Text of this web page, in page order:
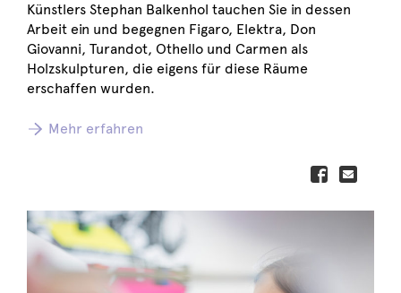
Künstlers Stephan Balkenhol tauchen Sie in dessen
Arbeit ein und begegnen Figaro, Elektra, Don
Giovanni, Turandot, Othello und Carmen als
Holzskulpturen, die eigens für diese Räume
erschaffen wurden.
Mehr erfahren